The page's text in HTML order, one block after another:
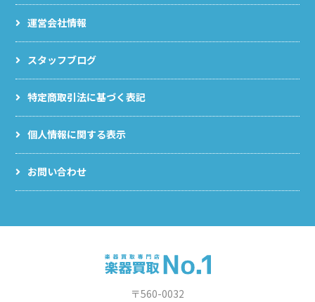
運営会社情報
スタッフブログ
特定商取引法に基づく表記
個人情報に関する表示
お問い合わせ
〒560-0032